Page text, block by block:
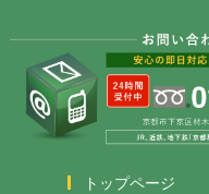
トップページ